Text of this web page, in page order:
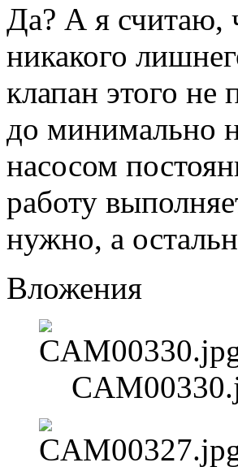
Да? А я считаю,
никакого
клапан этого не
до минимально
насосом
работу
нужно, а
Вложения